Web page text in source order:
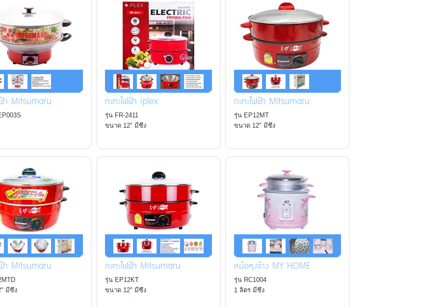
า Mitsumaru กะทะไฟฟ้า iplex
รุ่น FR-2411
ขนาด 12" มีซึง
กะทะไฟฟ้า Mitsumaru
รุ่น EP12MT
ขนาด 12" มีซึง
า Mitsumaru
มีซึง
กะทะไฟฟ้า Mitsumaru
รุ่น EP12KT
ขนาด 12" มีซึง
หม้อหุงข้าว MY HOME
รุ่น RC1004
1 ลิตร มีซึง